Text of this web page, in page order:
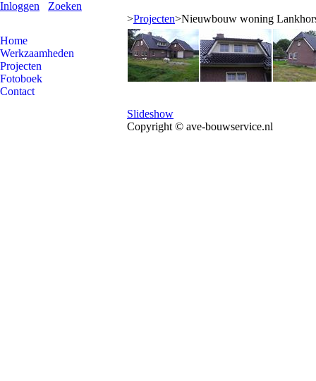
Inloggen Zoeken
Home
Werkzaamheden
Projecten
Fotoboek
Contact
>Projecten>Nieuwbouw woning
Slideshow
Copyright © ave-bouwservice.nl